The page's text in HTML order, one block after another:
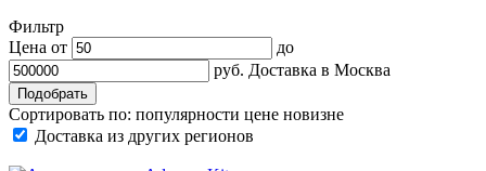
Фильтр
Цена от
до
руб. Доставка в Москва
Сортировать по: популярности цене новизне
Доставка из других регионов